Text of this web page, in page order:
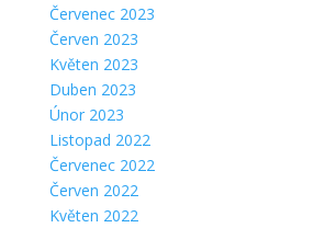
Červenec 2023
Červen 2023
Květen 2023
Duben 2023
Únor 2023
Listopad 2022
Červenec 2022
Červen 2022
Květen 2022